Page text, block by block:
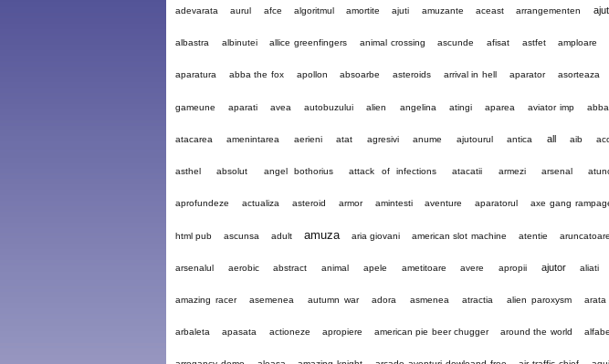
adevarata aurul afce algoritmul amortite ajuti amuzante aceast arrangementen
albastra albinutei allice greenfingers animal crossing ascunde afisat astfet amploare
aparatura abba the fox apollon absoarbe asteroids arrival in hell aparator asorteaza
gameune aparati avea autobuzului alien angelina atingi aparea aviator imp abba
atacarea amenintarea aerieni atat agresivi anume ajutourul antica all aib
asthel absolut angel bothorius attack of infections atacatii armezi arsenal
aprofundeze actualiza asteroid armor amintesti aventure aparatorul axe gang
html pub ascunsa adult amuza aria giovani american slot machine atentie
arsenalul aerobic abstract animal apele ametitoare avere apropii ajutor aliati
amazing racer asemenea autumn war adora asmenea atractia alien paroxysm arata
arbaleta apasata actioneze apropiere american pie beer chugger around the world